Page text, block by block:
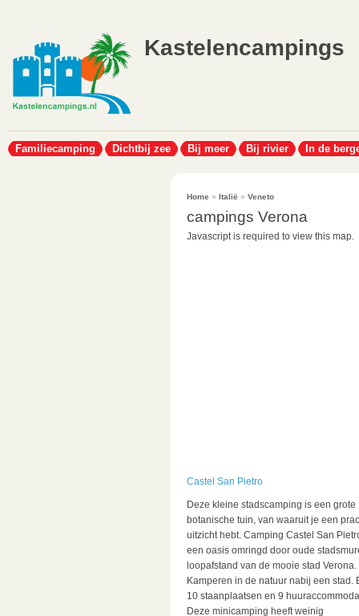
Kastelencampings
Familiecamping Dichtbij zee Bij meer Bij rivier In de
Home » Italië » Veneto
campings Verona
Javascript is required to view this map.
Castel San Pietro
Deze kleine stadscamping is een grote
botanische tuin, van waaruit je een
uitzicht hebt. Camping Castel San
een oasis omringd door oude
loopafstand van de mooie stad Verona.
Kamperen in de natuur nabij een stad.
10 staanplaatsen en 9
Deze minicamping heeft weinig